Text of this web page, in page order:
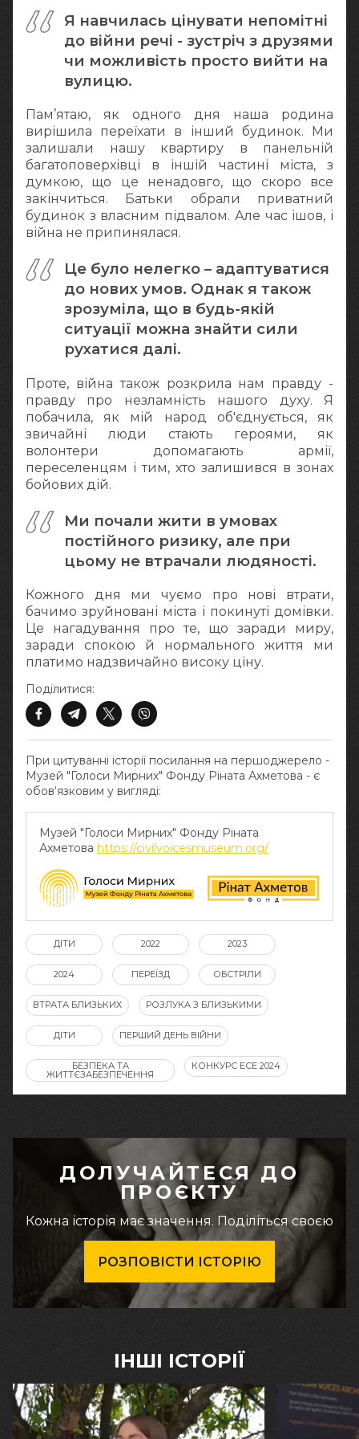
Я навчилась цінувати непомітні
до війни речі - зустріч з друзями
чи можливість просто вийти на
вулицю.
Пам’ятаю, як одного дня наша родина
вирішила переїхати в інший будинок. Ми
залишали нашу квартиру в панельній
багатоповерхівці в іншій частині міста, з
думкою, що це ненадовго, що скоро все
закінчиться. Батьки обрали приватний
будинок з власним підвалом. Але час ішов, і
війна не припинялася.
Це було нелегко – адаптуватися
до нових умов. Однак я також
зрозуміла, що в будь-якій
ситуації можна знайти сили
рухатися далі.
Проте, війна також розкрила нам правду -
правду про незламність нашого духу. Я
побачила, як мій народ об'єднується, як
звичайні люди стають героями, як
волонтери допомагають армії,
переселенцям і тим, хто залишився в зонах
бойових дій.
Ми почали жити в умовах
постійного ризику, але при
цьому не втрачали людяності.
Кожного дня ми чуємо про нові втрати,
бачимо зруйновані міста і покинуті домівки.
Це нагадування про те, що заради миру,
заради спокою й нормального життя ми
платимо надзвичайно високу ціну.
При цитуванні історії посилання на першоджерело -
Музей "Голоси Мирних" Фонду Ріната Ахметова - є
обов‘язковим у вигляді:
Музей "Голоси Мирних" Фонду Ріната
Ахметова https://civilvoicesmuseum.org/
Поділитися:
ДІТИ 2022 2023
2024 ПЕРЕЇЗД ОБСТРІЛИ
ВТРАТА БЛИЗЬКИХ РОЗЛУКА З БЛИЗЬКИМИ
ДІТИ ПЕРШИЙ ДЕНЬ ВІЙНИ
БЕЗПЕКА ТА
ЖИТТЄЗАБЕЗПЕЧЕННЯ
КОНКУРС ЕСЕ 2024
ДОЛУЧАЙТЕСЯ ДО
ПРОЄКТУ
Кожна історія має значення. Поділіться своєю
РОЗПОВІСТИ ІСТОРІЮ
ІНШІ ІСТОРІЇ